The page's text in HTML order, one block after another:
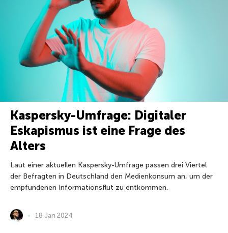
Kaspersky-Umfrage: Digitaler
Eskapismus ist eine Frage des
Alters
Laut einer aktuellen Kaspersky-Umfrage passen drei Viertel
der Befragten in Deutschland den Medienkonsum an, um der
empfundenen Informationsflut zu entkommen.
18 Jan 2024